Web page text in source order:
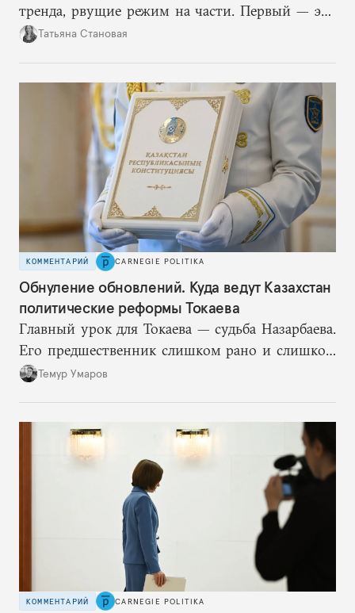
тренда, рвущие режим на части. Первый — это
путинская логика войны, где эскалация влечет за
возможностей, на компетентность в принятии
решений и адекватное целеполагание.
Татьяна Становая
КОММЕНТАРИЙ CARNEGIE POLITIKA
Обнуление обновлений. Куда ведут Казахстан
политические реформы Токаева
Главный урок для Токаева — судьба Назарбаева.
Его предшественник слишком рано и слишком
подробно описал механизм собственного
отсутствии конкретного плана, по крайней мере
публичного.
Темур Умаров
КОММЕНТАРИЙ CARNEGIE POLITIKA